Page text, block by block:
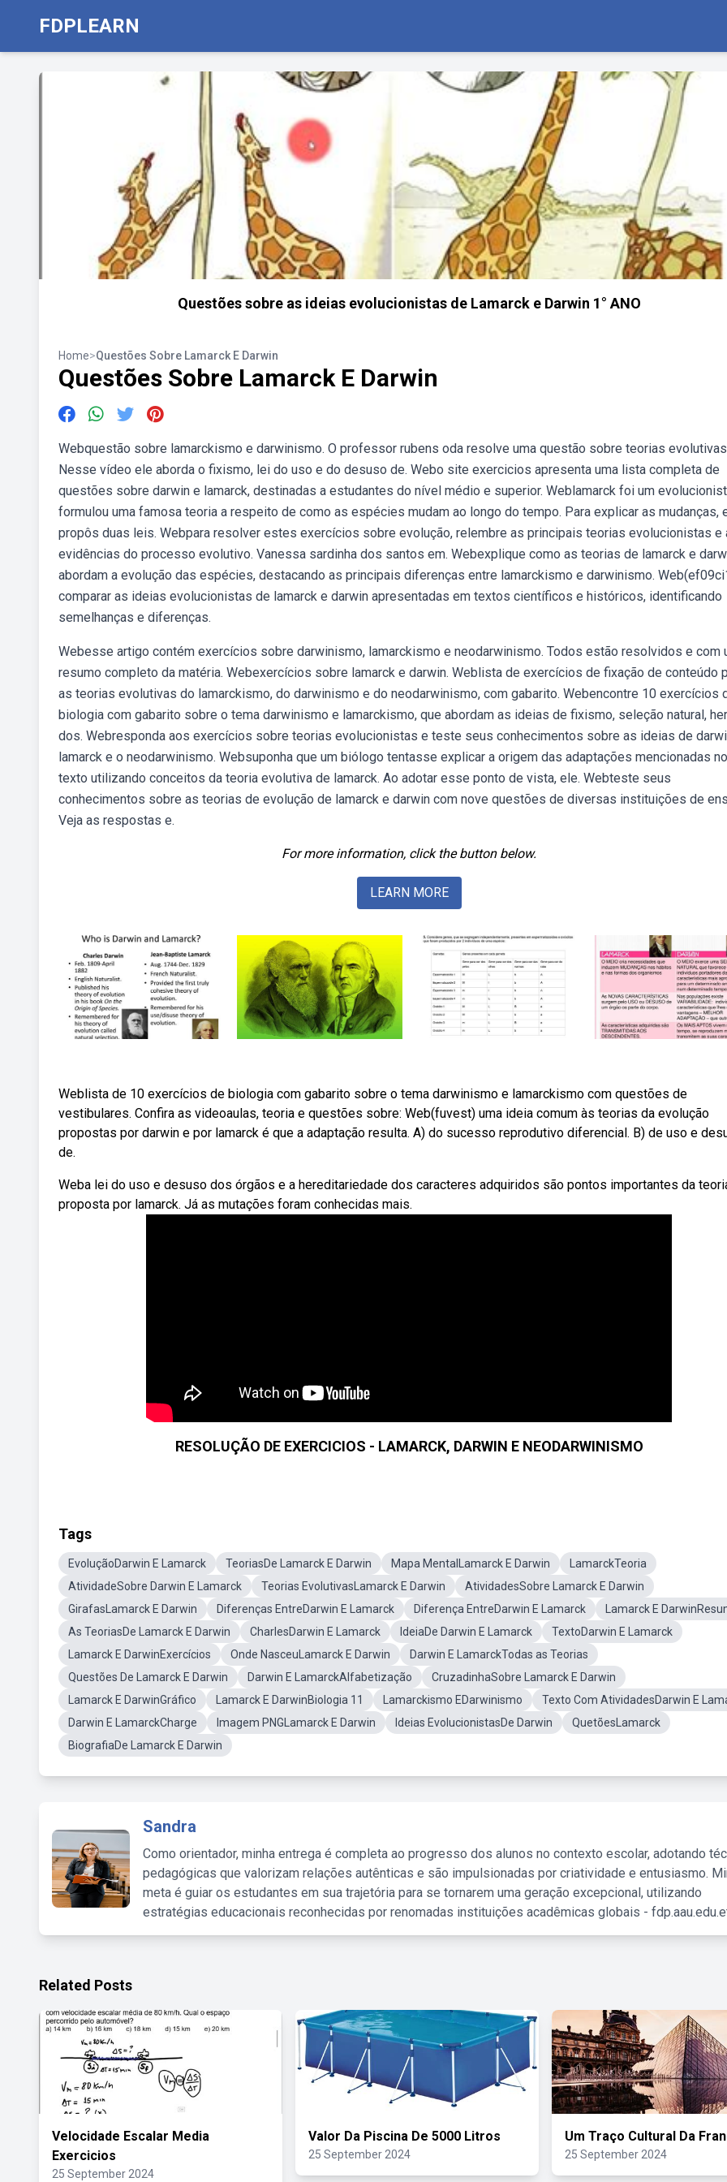
FDPLEARN
Questões sobre as ideias evolucionistas de Lamarck e Darwin 1° ANO
Home>Questões Sobre Lamarck E Darwin
Questões Sobre Lamarck E Darwin
Webquestão sobre lamarckismo e darwinismo. O professor rubens oda resolve uma questão sobre teorias
Nesse vídeo ele aborda o fixismo, lei do uso e do desuso de. Webo site exercicios apresenta uma lista completa de
questões sobre darwin e lamarck, destinadas a estudantes do nível médio e superior. Weblamarck foi um
formulou uma famosa teoria a respeito de como as espécies mudam ao longo do tempo. Para explicar as mudanças,
propôs duas leis. Webpara resolver estes exercícios sobre evolução, relembre as principais teorias evolucionistas e
evidências do processo evolutivo. Vanessa sardinha dos santos em. Webexplique como as teorias de lamarck e
abordam a evolução das espécies, destacando as principais diferenças entre lamarckismo e darwinismo.
comparar as ideias evolucionistas de lamarck e darwin apresentadas em textos científicos e históricos, identificando
semelhanças e diferenças.
Webesse artigo contém exercícios sobre darwinismo, lamarckismo e neodarwinismo. Todos estão resolvidos e com
resumo completo da matéria. Webexercícios sobre lamarck e darwin. Weblista de exercícios de fixação de conteúdo
as teorias evolutivas do lamarckismo, do darwinismo e do neodarwinismo, com gabarito. Webencontre 10 exercícios
biologia com gabarito sobre o tema darwinismo e lamarckismo, que abordam as ideias de fixismo, seleção natural,
dos. Webresponda aos exercícios sobre teorias evolucionistas e teste seus conhecimentos sobre as ideias de
lamarck e o neodarwinismo. Websuponha que um biólogo tentasse explicar a origem das adaptações mencionadas no
texto utilizando conceitos da teoria evolutiva de lamarck. Ao adotar esse ponto de vista, ele. Webteste seus
conhecimentos sobre as teorias de evolução de lamarck e darwin com nove questões de diversas instituições de
Veja as respostas e.
For more information, click the button below.
LEARN MORE
Weblista de 10 exercícios de biologia com gabarito sobre o tema darwinismo e lamarckismo com questões de
vestibulares. Confira as videoaulas, teoria e questões sobre: Web(fuvest) uma ideia comum às teorias da evolução
propostas por darwin e por lamarck é que a adaptação resulta. A) do sucesso reprodutivo diferencial. B) de uso e
de.
Weba lei do uso e desuso dos órgãos e a hereditariedade dos caracteres adquiridos são pontos importantes da
proposta por lamarck. Já as mutações foram conhecidas mais.
RESOLUÇÃO DE EXERCICIOS - LAMARCK, DARWIN E NEODARWINISMO
Tags
EvoluçãoDarwin E Lamarck TeoriasDe Lamarck E Darwin Mapa MentalLamarck E Darwin
LamarckTeoria
AtividadeSobre Darwin E Lamarck
Teorias EvolutivasLamarck E Darwin
AtividadesSobre Lamarck E Darwin
GirafasLamarck E Darwin
Diferenças EntreDarwin E Lamarck Diferença EntreDarwin E Lamarck
Lamarck E
As TeoriasDe Lamarck E Darwin
CharlesDarwin E Lamarck IdeiaDe Darwin E Lamarck
TextoDarwin E Lamarck
Lamarck E DarwinExercícios
Onde NasceuLamarck E Darwin
Darwin E LamarckTodas as Teorias
Questões De Lamarck E Darwin
Darwin E LamarckAlfabetização
CruzadinhaSobre Lamarck E Darwin
Lamarck E DarwinGráfico
Lamarck E DarwinBiologia 11 Lamarckismo EDarwinismo
Texto Com AtividadesDarwin E
Darwin E LamarckCharge
Imagem PNGLamarck E Darwin Ideias EvolucionistasDe Darwin
QuetõesLamarck
BiografiaDe Lamarck E Darwin
Sandra
Como orientador, minha entrega é completa ao progresso dos alunos no contexto escolar, adotando
pedagógicas que valorizam relações autênticas e são impulsionadas por criatividade e entusiasmo.
meta é guiar os estudantes em sua trajetória para se tornarem uma geração excepcional, utilizando
estratégias educacionais reconhecidas por renomadas instituições acadêmicas globais -
Related Posts
Velocidade Escalar Media
Exercicios
25 September 2024
Valor Da Piscina De 5000 Litros
25 September 2024
Um Traço Cultural Da
25 September 2024